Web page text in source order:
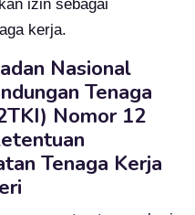
izin sebagai
kerja.
Nasional
Tenaga
Nomor 12
Tenaga Kerja